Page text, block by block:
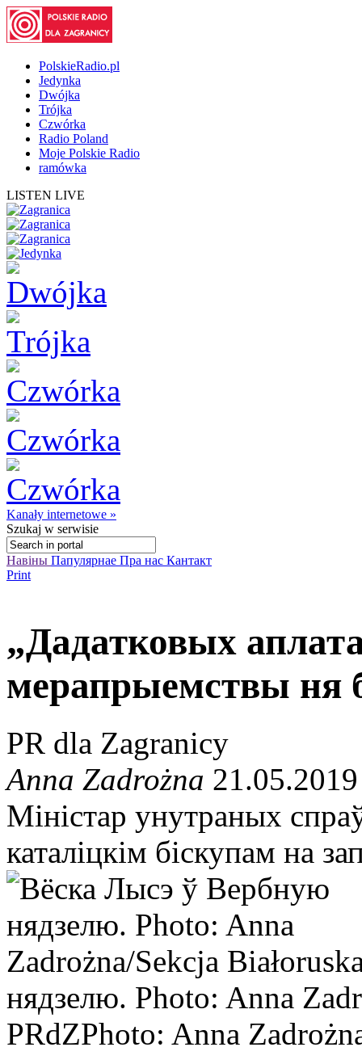
PolskieRadio.pl
Jedynka
Dwójka
Trójka
Czwórka
Radio Poland
Moje Polskie Radio
ramówka
LISTEN LIVE
Kanały internetowe »
Szukaj w serwisie
Навіны Папулярнае Пра нас Кантакт
Print
„Дадатковых
мерапрыемствы ня
PR dla Zagranicy
Anna Zadrożna
Міністар унутраных
каталіцкім біскупам на
нядзелю. Photo: Anna
PRdZPhoto: Anna